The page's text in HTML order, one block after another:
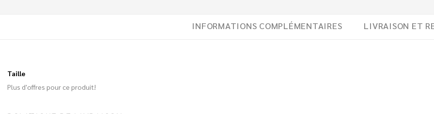
INFORMATIONS COMPLÉMENTAIRES LIVRAISON ET
Taille
Plus d'offres pour ce produit!